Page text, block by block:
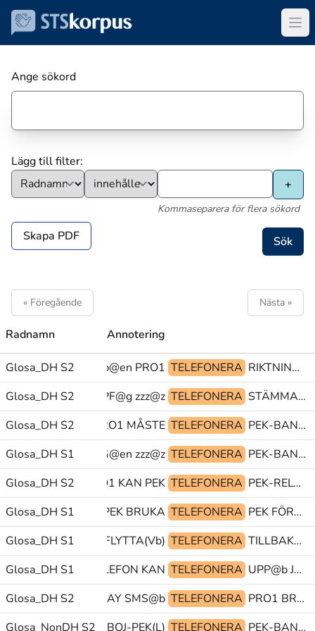
Ange sökord
Lägg till filter:
Kommaseparera för flera sökord
Skapa PDF
« Föregående Nästa »
Radnamn Annotering
Glosa_DH S2
FÖC@b@en FÖC@b@en PRO1 TELEFONERA
RIKTNING TILL PEK
Glosa_DH S2
PEK PF@g zzz@z TELEFONERA
STÄMMA(J) PEK VINNA(ml)
Glosa_DH S2zzz@z PRO1 MÅSTE TELEFONERA
PEK-BANSTRÄCKA KONTROLLERA PEK
Glosa_DH S1LIDKÖPING@en zzz@z TELEFONERA
PEK-BANSTRÄCKA LYCKAS(ml) BLI(L)
Glosa_DH S2
PRO1 KAN PEK TELEFONERA
PEK-REL@z PRO1 KAN
Glosa_DH S1GRANNE PEK BRUKA TELEFONERA
PEK FÖRFLYTTA(Vb) PAPPER^LAPP
Glosa_DH S1
OMÖJLIG PEK FÖRFLYTTA(Vb) TELEFONERA
TILLBAKA-DIT PRO1 OJ@b@uppr
Glosa_DH S1
PEK BILD^TELEFON KAN TELEFONERA
UPP@b JA@ub@z BRA
Glosa_DH S2
SIG LYSA-DISPLAY SMS@b TELEFONERA
PRO1 BRY-INTE PRO1
Glosa_NonDH S2
NEJ-NEHEJ(J) BOJ-PEK(L) TELEFONERA
PEK-BANA@z BOJ-PEK(L) BOJ-AVGRÄNS@z